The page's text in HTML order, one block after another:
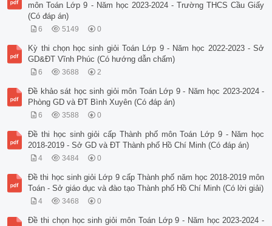
môn Toán Lớp 9 - Năm học 2023-2024 - Trường THCS Cầu Giấy
(Có đáp án)
6 5149 0
Kỳ thi chọn học sinh giỏi Toán Lớp 9 - Năm học 2022-2023 - Sở
GD&ĐT Vĩnh Phúc (Có hướng dẫn chấm)
6 3688 2
Đề khảo sát học sinh giỏi môn Toán Lớp 9 - Năm học 2023-2024 -
Phòng GD và ĐT Bình Xuyên (Có đáp án)
6 3588 0
Đề thi học sinh giỏi cấp Thành phố môn Toán Lớp 9 - Năm học
2018-2019 - Sở GD và ĐT Thành phố Hồ Chí Minh (Có đáp án)
4 3484 0
Đề thi học sinh giỏi Lớp 9 cấp Thành phố năm học 2018-2019 môn
Toán - Sở giáo dục và đào tạo Thành phố Hồ Chí Minh (Có lời giải)
4 3468 0
Đề thi chọn học sinh giỏi môn Toán Lớp 9 - Năm học 2023-2024 -